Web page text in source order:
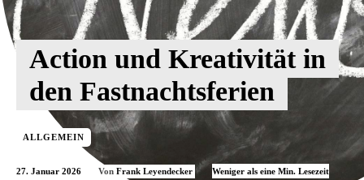
Action und Kreativität in
den Fastnachtsferien
ALLGEMEIN
27. Januar 2026 Von Frank Leyendecker Weniger als eine Min. Lesezeit